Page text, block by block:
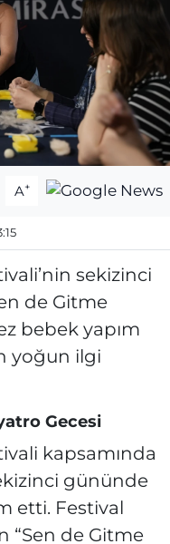
A+
sekizinci
de Gitme
bebek yapım
yoğun ilgi
Gecesi
kapsamında
gününde
etti. Festival
“Sen de Gitme